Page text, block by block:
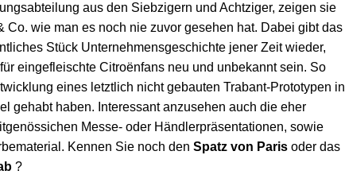
aus den Siebzigern und Achtziger, zeigen sie
Co. wie man es noch nie zuvor gesehen hat. Dabei gibt das
Stück Unternehmensgeschichte jener Zeit wieder,
eingefleischte Citroënfans neu und unbekannt sein. So
eines letztlich nicht gebauten Trabant-Prototypen in
gehabt haben. Interessant anzusehen auch die eher
Messe- oder Händlerpräsentationen, sowie
Kennen Sie noch den Spatz von Paris oder das
?